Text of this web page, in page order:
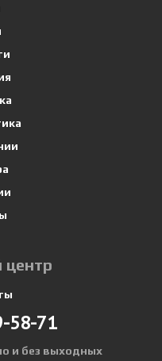
центр
58-71
и без выходных